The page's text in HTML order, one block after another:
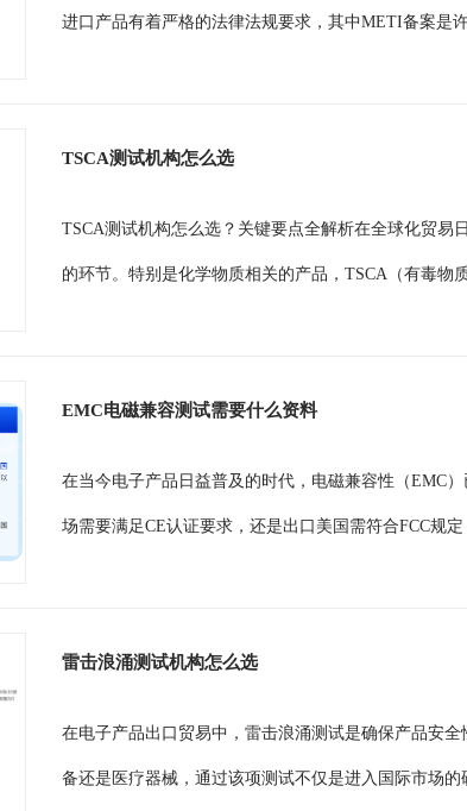
进口产品有着严格的法律法规要求，其中METI备案是
TSCA测试机构怎么选
TSCA测试机构怎么选？关键要点全解析在全球化贸易
的环节。特别是化学物质相关的产品，TSCA（有毒物
EMC电磁兼容测试需要什么资料
在当今电子产品日益普及的时代，电磁兼容性（EMC
场需要满足CE认证要求，还是出口美国需符合FCC规
雷击浪涌测试机构怎么选
在电子产品出口贸易中，雷击浪涌测试是确保产品安
备还是医疗器械，通过该项测试不仅是进入国际市场